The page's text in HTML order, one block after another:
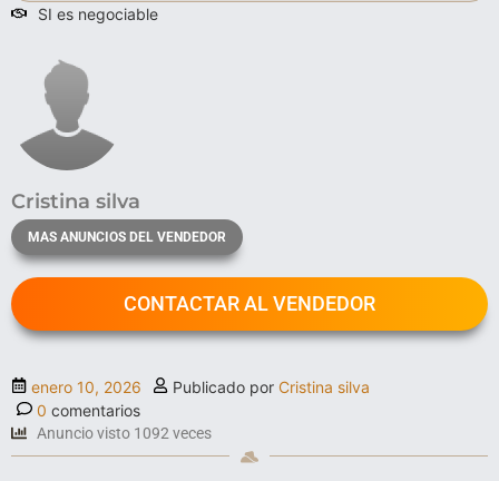
SI es negociable
Cristina silva
MAS ANUNCIOS DEL VENDEDOR
CONTACTAR AL VENDEDOR
enero 10, 2026 Publicado por Cristina silva
0 comentarios
Anuncio visto 1092 veces